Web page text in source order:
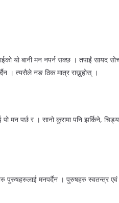
यो बानी मन नपर्न सक्छ । तपाईं सायद
। त्यसैले नङ ठिक मात्र राख्नुहोस् ।
मन पर्छ र । सानो कुरामा पनि झर्किने,
पुरुषहरुलाई मनपर्दैन । पुरुषहरु स्वतन्त्र